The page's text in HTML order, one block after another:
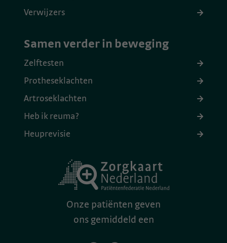
Verwijzers
Samen verder in beweging
Zelftesten
Protheseklachten
Artroseklachten
Heb ik reuma?
Heuprevisie
Onze patiënten geven
ons gemiddeld een